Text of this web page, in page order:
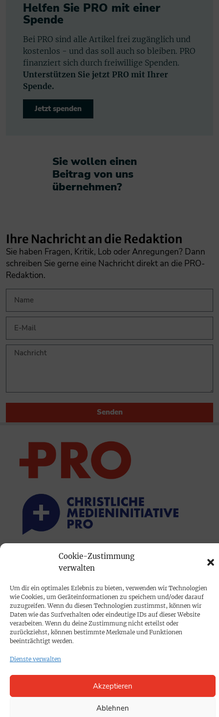
Cookie-Zustimmung
verwalten
Um dir ein optimales Erlebnis zu bieten, verwenden wir Technologien
wie Cookies, um Geräteinformationen zu speichern und/oder darauf
zuzugreifen. Wenn du diesen Technologien zustimmst, können wir
Daten wie das Surfverhalten oder eindeutige IDs auf dieser Website
verarbeiten. Wenn du deine Zustimmung nicht erteilst oder
zurückziehst, können bestimmte Merkmale und Funktionen
beeinträchtigt werden.
Dienste verwalten
Akzeptieren
Ablehnen
Helfen Sie PRO mit einer
Spende
Bei PRO sind alle Artikel frei zugänglich und
kostenlos - und das soll auch so bleiben. PRO
finanziert sich durch freiwillige Spenden.
Unterstützen Sie jetzt PRO mit Ihrer
Spende.
Jetzt spenden
Sie wollen einen
Beitrag von uns
übernehmen?​
Ihre Nachricht an die Redaktion
Sie haben Fragen, Kritik, Lob oder Anregungen? Dann
schreiben Sie gerne eine Nachricht direkt an die PRO-
Redaktion.
Senden
PRINTAUSGABE
PROKOMPAKT
Impressum
SPENDEN
Datenschutz